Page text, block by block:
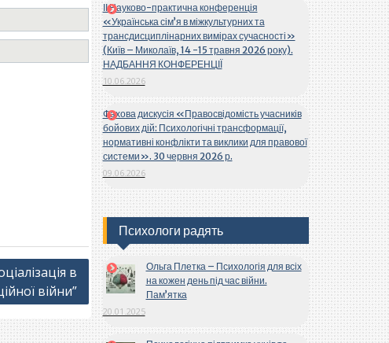
в
війни”
ІІ Науково-практична конференція
«Українська сім’я в міжкультурних та
трансдисциплінарних вимірах сучасності»
(Київ – Миколаїв, 14 -15 травня 2026 року).
НАДБАННЯ КОНФЕРЕНЦІЇ
10.06.2026
Фахова дискусія «Правосвідомість учасників
бойових дій: Психологічні трансформації,
нормативні конфлікти та виклики для правової
системи». 30 червня 2026 р.
09.06.2026
Психологи радять
Ольга Плетка – Психологія для всіх
на кожен день під час війни.
Пам’ятка
20.01.2025